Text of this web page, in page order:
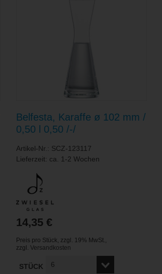
Belfesta, Karaffe ø 102 mm /
0,50 l 0,50 /-/
Artikel-Nr.: SCZ-123117
Lieferzeit: ca. 1-2 Wochen
14,35 €
Preis pro Stück zzgl. 19% MwSt.
zzgl.Versandkosten
STÜCK